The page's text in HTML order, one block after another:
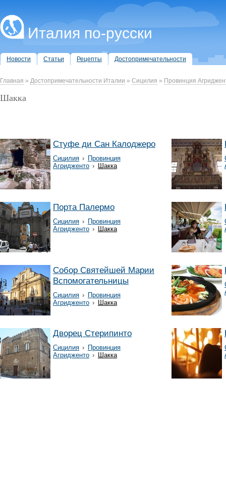
Италия по-русски
Новости Статьи Рецепты Достопримечательности
Главная » Достопримечательности Италии » Сицилия » Провинция
Шакка
Стуфе ди Сан Калоджеро
Сицилия › Провинция
Агридженто › Шакка
Порта Палермо
Сицилия › Провинция
Агридженто › Шакка
Собор Святейшей Марии
Вспомогательницы
Сицилия › Провинция
Агридженто › Шакка
Дворец Стерипинто
Сицилия › Провинция
Агридженто › Шакка